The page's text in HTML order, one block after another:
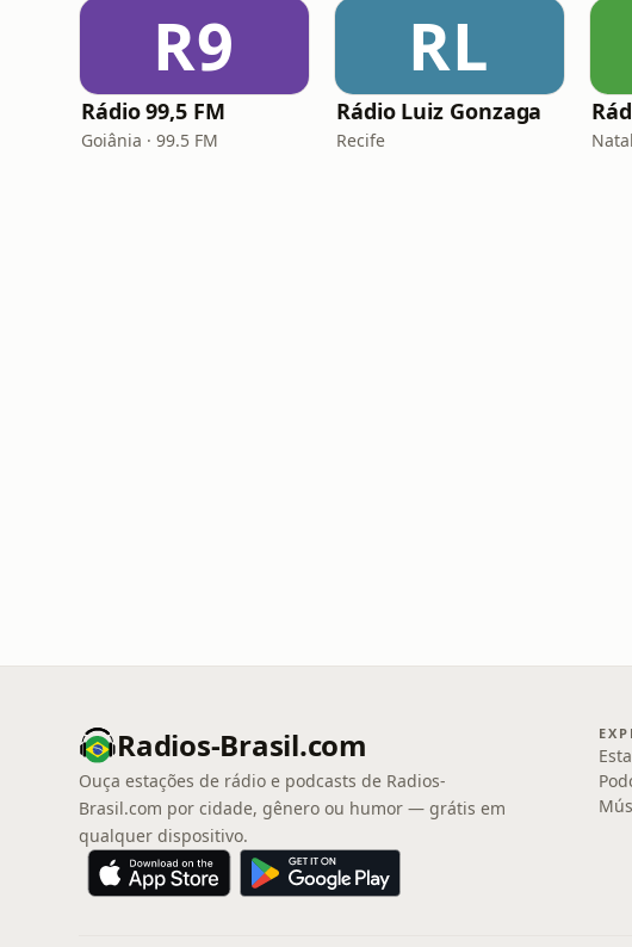
R9
Rádio 99,5 FM
Goiânia · 99.5 FM
RL
Rádio Luiz Gonzaga
Recife Natal
Radios-Brasil.com
Ouça estações de rádio e podcasts de Radios-
Brasil.com por cidade, gênero ou humor — grátis em
qualquer dispositivo.